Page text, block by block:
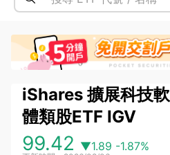
iShares 擴展科技軟
體類股ETF IGV
99.42 ▼1.89 -1.87%